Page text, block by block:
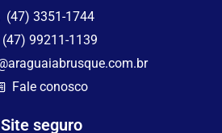
(47) 3351-1744
(47) 99211-1139
Fale conosco
Site seguro